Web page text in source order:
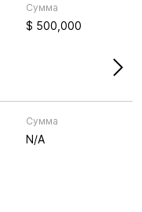
Сумма
$ 500,000
Сумма
N/A